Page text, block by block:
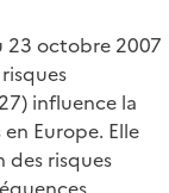
23 octobre 2007
influence la
Europe. Elle
risques